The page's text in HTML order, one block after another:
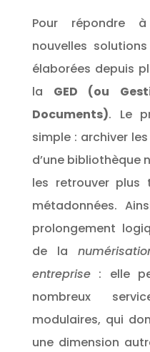
Pour répondre
nouvelles
élaborées depuis
la GED (ou
Documents). Le
simple : archiver
d’une bibliothèque
les retrouver
métadonnées.
prolongement
de la
entreprise: elle
nombreux
modulaires, qui
une dimension